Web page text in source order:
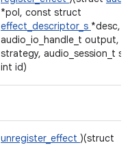
*pol, const struct
effect_descriptor_s *desc,
audio_io_handle_t output,
strategy, audio_session_t
int id)
unregister_effect )(struct